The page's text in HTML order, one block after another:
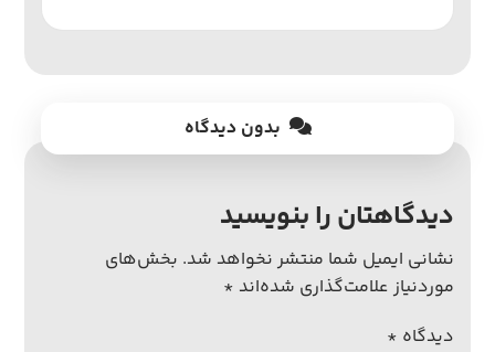
بدون دیدگاه
دیدگاهتان را بنویسید
نشانی ایمیل شما منتشر نخواهد شد. بخش‌های
موردنیاز علامت‌گذاری شده‌اند *
دیدگاه *